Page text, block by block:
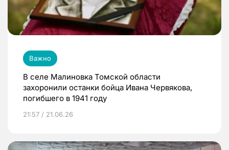
Важно
В селе Малиновка Томской области
захоронили останки бойца Ивана Червякова,
погибшего в 1941 году
21:57 / 21.06.26